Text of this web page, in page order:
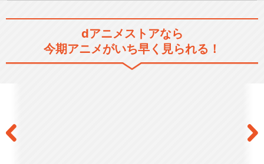
dアニメストアなら
今期アニメがいち早く見られる！